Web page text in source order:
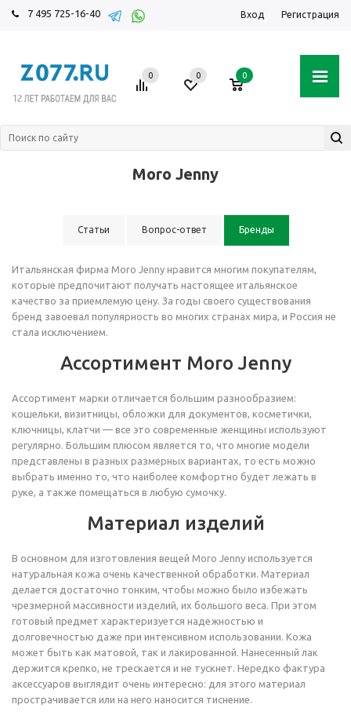
7 495 725-16-40 Вход Регистрация
0 0 0
Moro Jenny
Статьи Вопрос-ответ Бренды
Итальянская фирма Moro Jenny нравится многим покупателям,
которые предпочитают получать настоящее итальянское
качество за приемлемую цену. За годы своего существования
бренд завоевал популярность во многих странах мира, и Россия не
стала исключением.
Ассортимент Moro Jenny
Ассортимент марки отличается большим разнообразием:
кошельки, визитницы, обложки для документов, косметички,
ключницы, клатчи — все это современные женщины используют
регулярно. Большим плюсом является то, что многие модели
представлены в разных размерных вариантах, то есть можно
выбрать именно то, что наиболее комфортно будет лежать в
руке, а также помещаться в любую сумочку.
Материал изделий
В основном для изготовления вещей Moro Jenny используется
натуральная кожа очень качественной обработки. Материал
делается достаточно тонким, чтобы можно было избежать
чрезмерной массивности изделий, их большого веса. При этом
готовый предмет характеризуется надежностью и
долговечностью даже при интенсивном использовании. Кожа
может быть как матовой, так и лакированной. Нанесенный лак
держится крепко, не трескается и не тускнет. Нередко фактура
аксессуаров выглядит очень интересно: для этого материал
прострачивается или на него наносится тиснение.